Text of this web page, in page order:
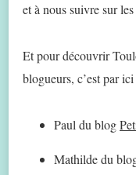
et à nous suivre sur
Et pour découvrir
blogueurs, c’est par
Paul du blog
Mathilde du